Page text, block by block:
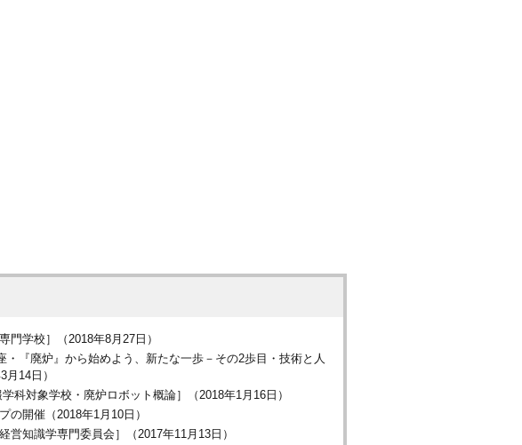
門学校］（2018年8月27日）
『廃炉』から始めよう、新たな一歩－その2歩目・技術と人
14日）
科対象学校・廃炉ロボット概論］（2018年1月16日）
の開催（2018年1月10日）
知識学専門委員会］（2017年11月13日）